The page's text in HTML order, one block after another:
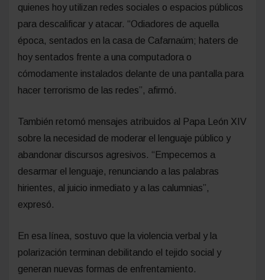
quienes hoy utilizan redes sociales o espacios públicos
para descalificar y atacar. “Odiadores de aquella
época, sentados en la casa de Cafarnaúm; haters de
hoy sentados frente a una computadora o
cómodamente instalados delante de una pantalla para
hacer terrorismo de las redes”, afirmó.
También retomó mensajes atribuidos al Papa León XIV
sobre la necesidad de moderar el lenguaje público y
abandonar discursos agresivos. “Empecemos a
desarmar el lenguaje, renunciando a las palabras
hirientes, al juicio inmediato y a las calumnias”,
expresó.
En esa línea, sostuvo que la violencia verbal y la
polarización terminan debilitando el tejido social y
generan nuevas formas de enfrentamiento.